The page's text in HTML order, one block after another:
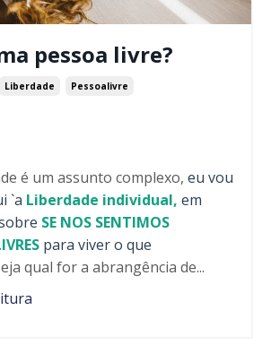
pessoa livre?
Liberdade
Pessoalivre
é um assunto complexo, eu vou
`a Liberdade individual, em
SE NOS SENTIMOS
para viver o que
qual for a abrangência de...